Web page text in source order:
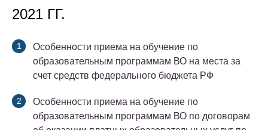
2021 ГГ.
Особенности приема на обучение по
образовательным программам ВО на места за
счет средств федерального бюджета РФ
Особенности приема на обучение по
образовательным программам ВО по договорам